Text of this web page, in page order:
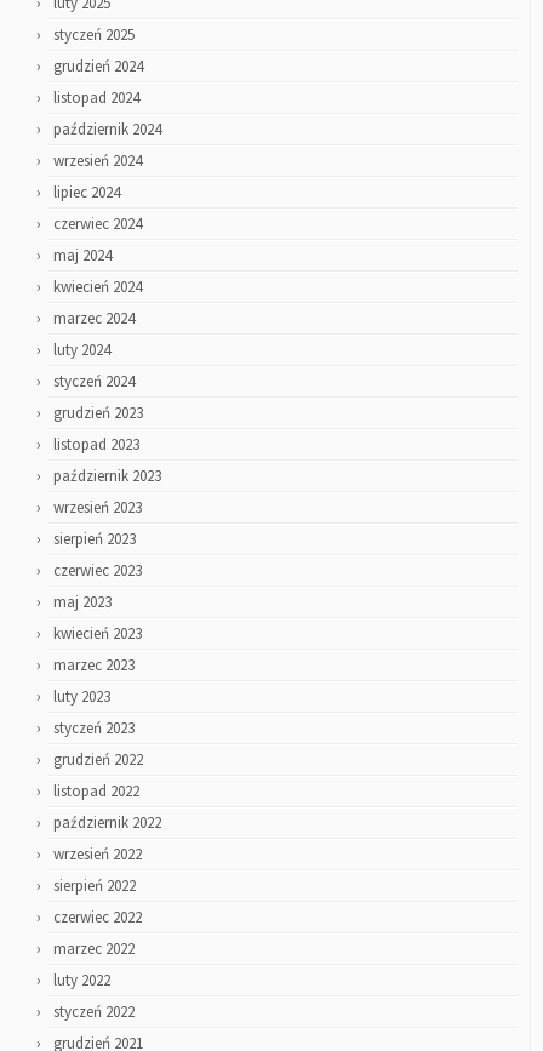
styczeń 2025
grudzień 2024
listopad 2024
październik 2024
wrzesień 2024
lipiec 2024
czerwiec 2024
maj 2024
kwiecień 2024
marzec 2024
luty 2024
styczeń 2024
grudzień 2023
listopad 2023
październik 2023
wrzesień 2023
sierpień 2023
czerwiec 2023
maj 2023
kwiecień 2023
marzec 2023
luty 2023
styczeń 2023
grudzień 2022
listopad 2022
październik 2022
wrzesień 2022
sierpień 2022
czerwiec 2022
marzec 2022
luty 2022
styczeń 2022
grudzień 2021